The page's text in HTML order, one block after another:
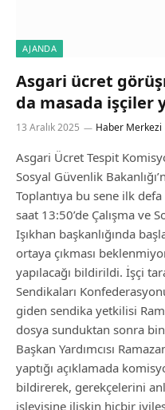
AJANDA
Asgari ücret
da masada işçiler
13 Aralık 2025 Haber Merkezi
Asgari Ücret Tespit
Sosyal Güvenlik
Toplantıya bu sene ilk defa
saat 13:50’de Çalışma ve
Işıkhan başkanlığında
ortaya çıkması
yapılacağı bildirildi. İşçi
Sendikaları
giden sendika yetkilisi
dosya sunduktan sonra
Başkan Yardımcısı
yaptığı açıklamada
bildirerek, gerekçelerini
işleyişine ilişkin hiçbir